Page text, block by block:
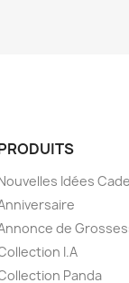
Idées
de
I.A
Panda